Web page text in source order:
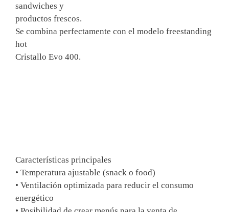
sandwiches y
productos frescos.
Se combina perfectamente con el modelo freestanding
hot
Cristallo Evo 400.
Características principales
• Temperatura ajustable (snack o food)
• Ventilación optimizada para reducir el consumo
energético